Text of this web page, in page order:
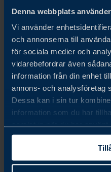
Denna webbplats
Vi använder
och annonserna till
för sociala medier och
vidarebefordrar även
information från din enhet
annons- och analysföretag
Dessa kan i sin tur
information som du har
samlat in när du har använt
The Resilience Forum
exchange on building
challenges in the context of
instability.